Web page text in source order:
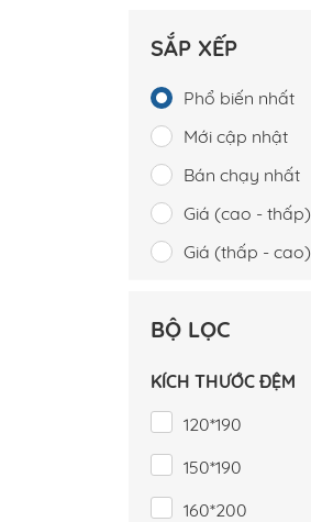
SẮP XẾP
Phổ biến nhất
Mới cập nhật
Bán chạy nhất
Giá (cao - thấp)
Giá (thấp - cao)
BỘ LỌC
KÍCH THƯỚC ĐỆM
120*190
150*190
160*200